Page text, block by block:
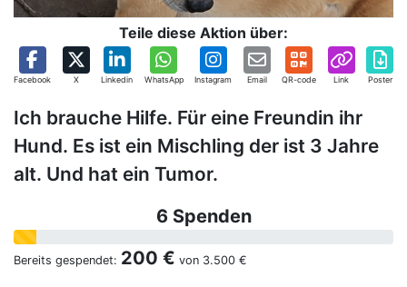
Teile diese Aktion über:
Facebook X Linkedin WhatsApp Instagram Email QR-code Link Poster
Ich brauche Hilfe. Für eine Freundin ihr
Hund. Es ist ein Mischling der ist 3 Jahre
alt. Und hat ein Tumor.
6 Spenden
Bereits gespendet: 200 € von 3.500 €